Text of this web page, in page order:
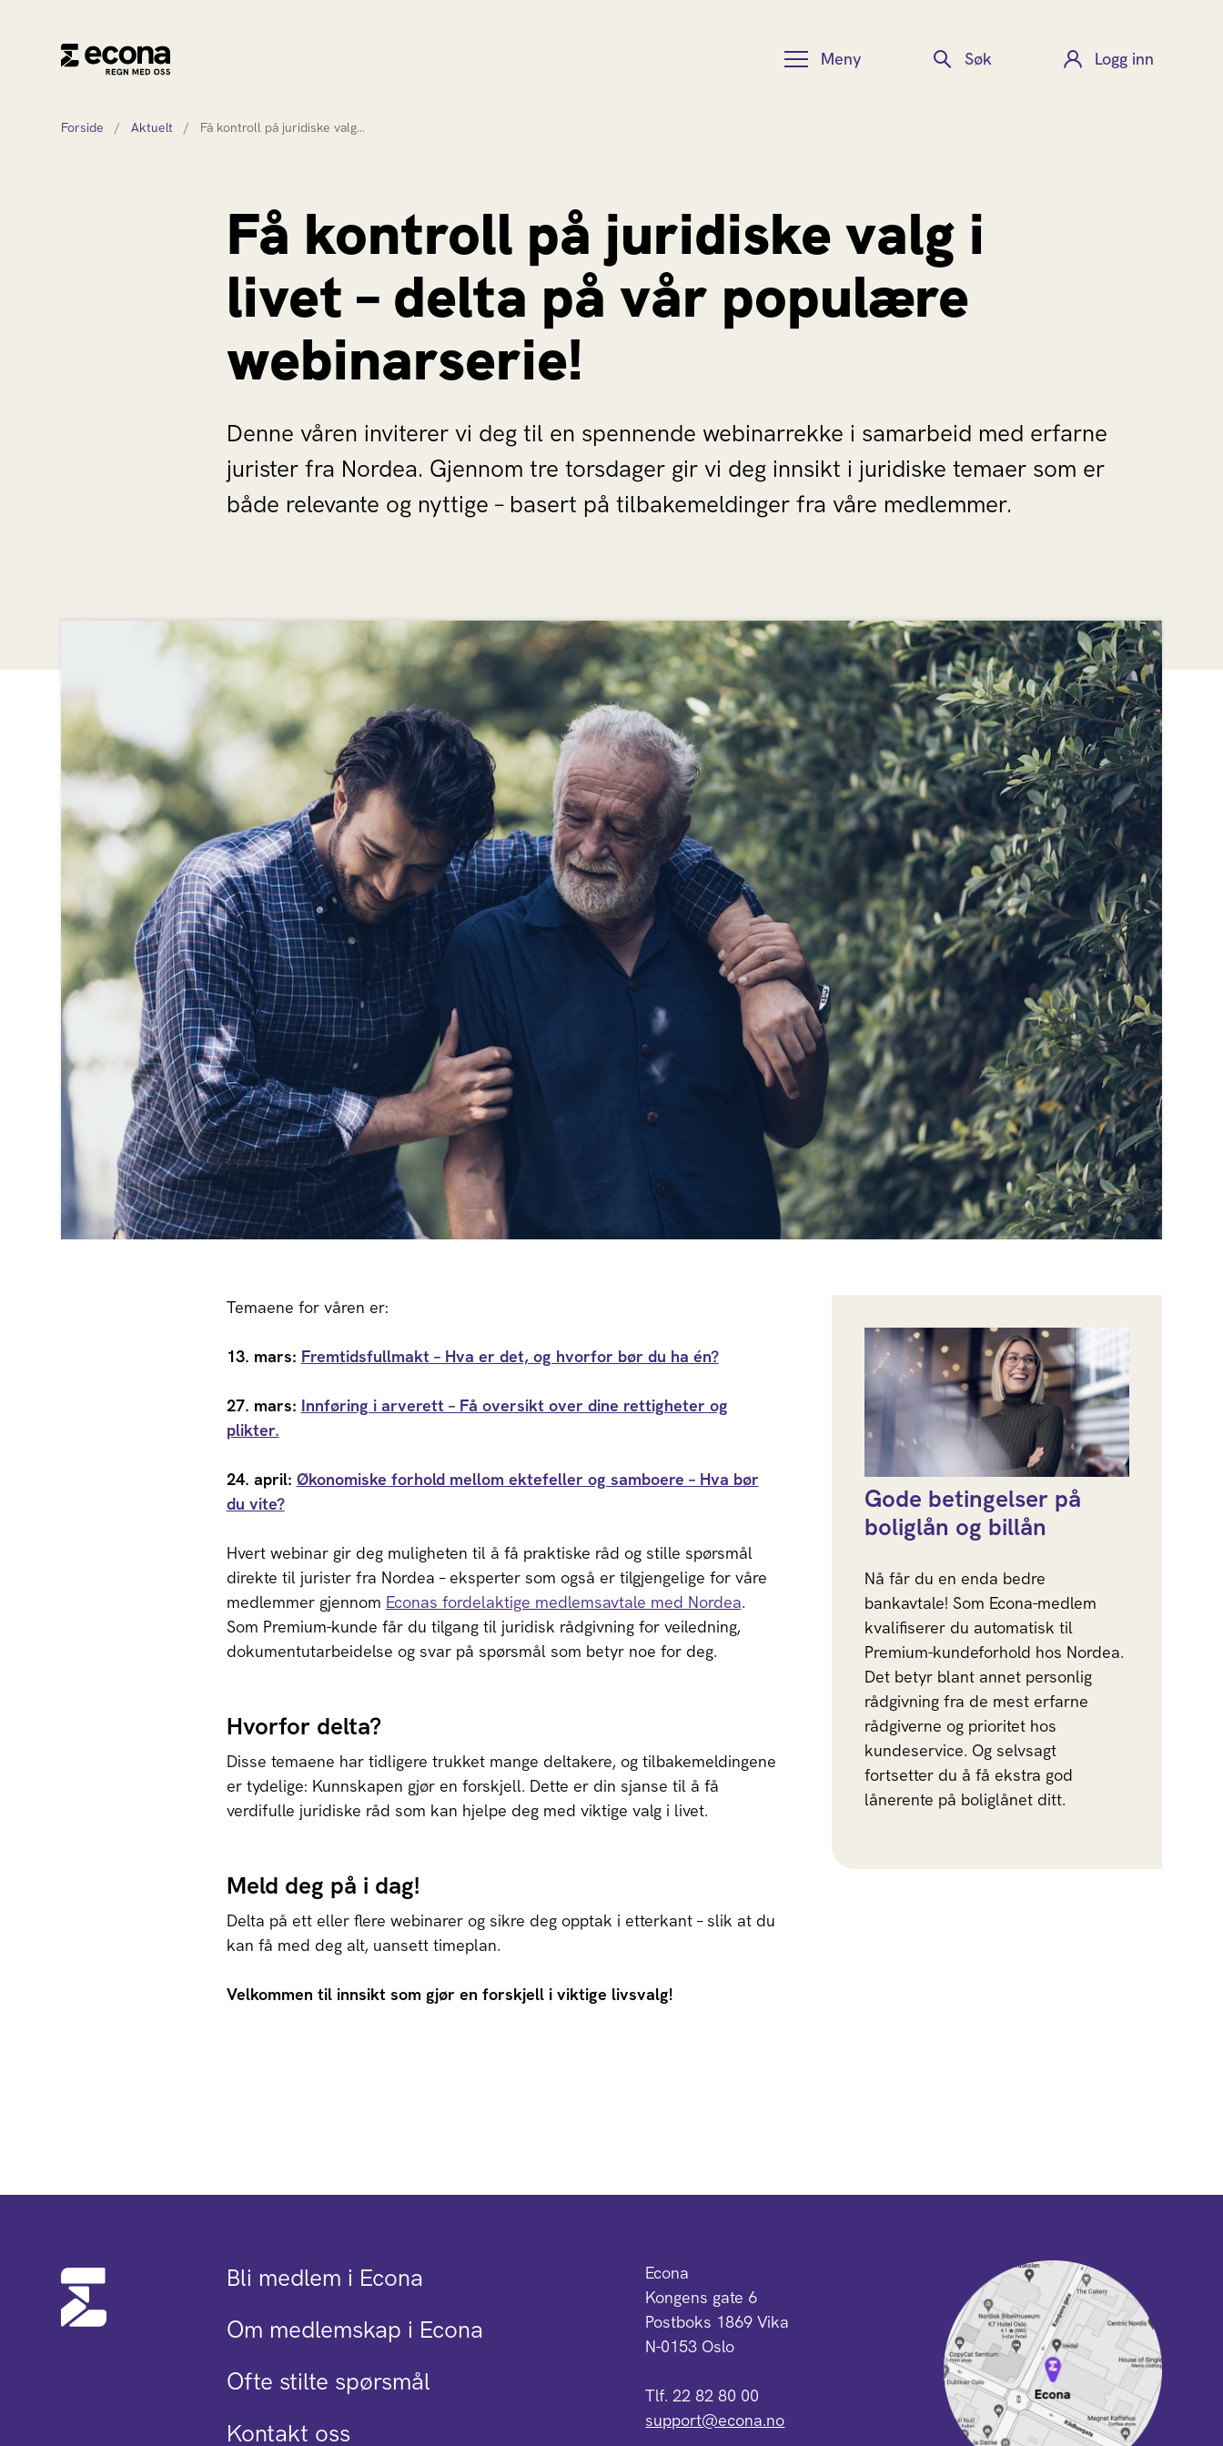
Meny Søk Logg inn
Forside / Aktuelt / Få kontroll på juridiske valg…
Få kontroll på juridiske valg i
livet – delta på vår populære
webinarserie!
Denne våren inviterer vi deg til en spennende webinarrekke i samarbeid med erfarne
jurister fra Nordea. Gjennom tre torsdager gir vi deg innsikt i juridiske temaer som er
både relevante og nyttige – basert på tilbakemeldinger fra våre medlemmer.
Temaene for våren er:
13. mars: Fremtidsfullmakt – Hva er det, og hvorfor bør du ha én?
27. mars: Innføring i arverett – Få oversikt over dine rettigheter og
plikter.
24. april: Økonomiske forhold mellom ektefeller og samboere – Hva bør
du vite?
Hvert webinar gir deg muligheten til å få praktiske råd og stille spørsmål
direkte til jurister fra Nordea – eksperter som også er tilgjengelige for våre
medlemmer gjennom Econas fordelaktige medlemsavtale med Nordea.
Som Premium-kunde får du tilgang til juridisk rådgivning for veiledning,
dokumentutarbeidelse og svar på spørsmål som betyr noe for deg.
Hvorfor delta?
Disse temaene har tidligere trukket mange deltakere, og tilbakemeldingene
er tydelige: Kunnskapen gjør en forskjell. Dette er din sjanse til å få
verdifulle juridiske råd som kan hjelpe deg med viktige valg i livet.
Meld deg på i dag!
Delta på ett eller flere webinarer og sikre deg opptak i etterkant – slik at du
kan få med deg alt, uansett timeplan.
Velkommen til innsikt som gjør en forskjell i viktige livsvalg!
Gode betingelser på
boliglån og billån
Nå får du en enda bedre
bankavtale! Som Econa-medlem
kvalifiserer du automatisk til
Premium-kundeforhold hos Nordea.
Det betyr blant annet personlig
rådgivning fra de mest erfarne
rådgiverne og prioritet hos
kundeservice. Og selvsagt
fortsetter du å få ekstra god
lånerente på boliglånet ditt.
Bli medlem i Econa
Om medlemskap i Econa
Ofte stilte spørsmål
Kontakt oss
Econa
Kongens gate 6
Postboks 1869 Vika
N-0153 Oslo
Tlf. 22 82 80 00
support@econa.no